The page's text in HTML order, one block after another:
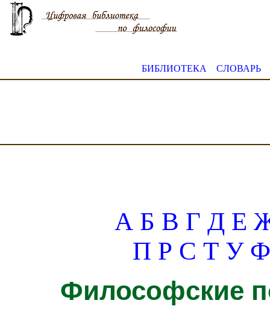
БИБЛИОТЕКА СЛОВАРЬ
А Б В Г Д Е
П Р С Т У Ф
Философские